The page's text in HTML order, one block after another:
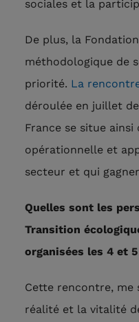
sociales et la
De plus, la
méthodologique de
priorité. La
déroulée en juillet
France se situe
opérationnelle et
secteur et qui
Quelles sont les
Transition
organisées les 4 et
Cette rencontre, me
réalité et la vitalité